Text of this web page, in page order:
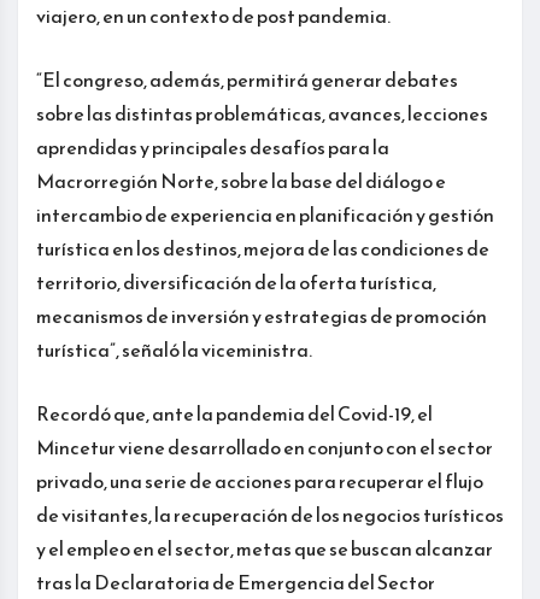
viajero, en un contexto de post pandemia.
“El congreso, además, permitirá generar debates
sobre las distintas problemáticas, avances, lecciones
aprendidas y principales desafíos para la
Macrorregión Norte, sobre la base del diálogo e
intercambio de experiencia en planificación y gestión
turística en los destinos, mejora de las condiciones de
territorio, diversificación de la oferta turística,
mecanismos de inversión y estrategias de promoción
turística”, señaló la viceministra.
Recordó que, ante la pandemia del Covid-19, el
Mincetur viene desarrollado en conjunto con el sector
privado, una serie de acciones para recuperar el flujo
de visitantes, la recuperación de los negocios turísticos
y el empleo en el sector, metas que se buscan alcanzar
tras la Declaratoria de Emergencia del Sector